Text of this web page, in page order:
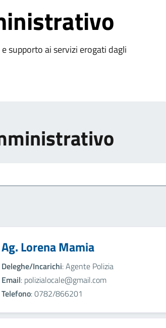
supporto ai servizi erogati dagli
Ag. Lorena Mamia
Deleghe/Incarichi: Agente Polizia
Email: polizialocale@gmail.com
Telefono: 0782/866201